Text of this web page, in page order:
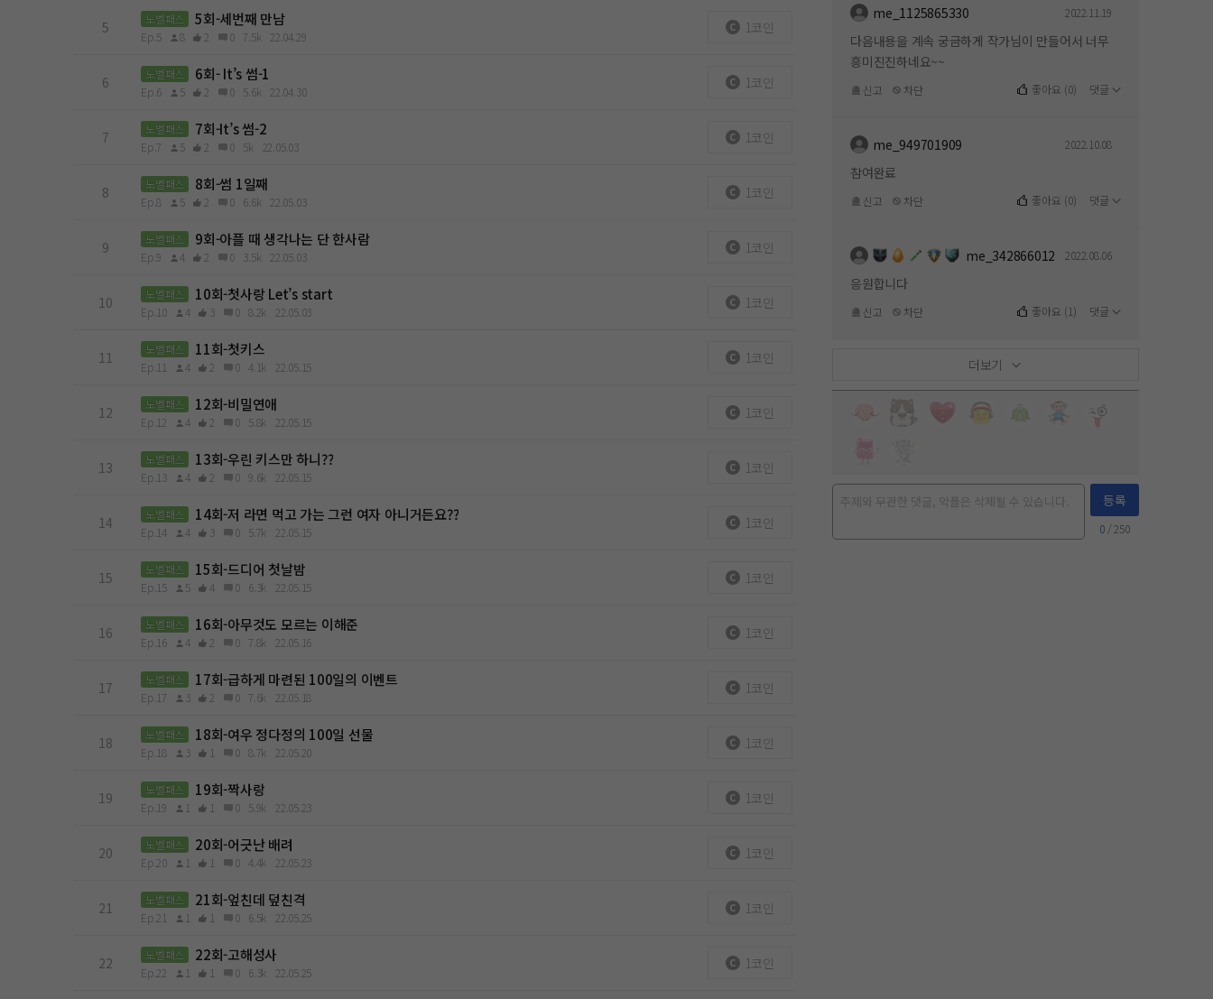
5 노벨패스 5회-세번째 만남
Ep.5 8 2 0 7.5k 22.04.29
1코인
6 노벨패스 6회- It’s 썸-1
Ep.6 5 2 0 5.6k 22.04.30
1코인
7 노벨패스 7회-It’s 썸-2
Ep.7 5 2 0 5k 22.05.03
1코인
8 노벨패스 8회-썸 1일째
Ep.8 5 2 0 6.6k 22.05.03
1코인
9 노벨패스 9회-아플 때 생각나는 단 한사람
Ep.9 4 2 0 3.5k 22.05.03
1코인
10 노벨패스 10회-첫사랑 Let’s start
Ep.10 4 3 0 8.2k 22.05.03
1코인
11 노벨패스 11회-첫키스
Ep.11 4 2 0 4.1k 22.05.15
1코인
12 노벨패스 12회-비밀연애
Ep.12 4 2 0 5.8k 22.05.15
1코인
13 노벨패스 13회-우린 키스만 하니??
Ep.13 4 2 0 9.6k 22.05.15
1코인
14 노벨패스 14회-저 라면 먹고 가는 그런 여자 아니거든요??
Ep.14 4 3 0 5.7k 22.05.15
1코인
15 노벨패스 15회-드디어 첫날밤
Ep.15 5 4 0 6.3k 22.05.15
1코인
16 노벨패스 16회-아무것도 모르는 이해준
Ep.16 4 2 0 7.8k 22.05.16
1코인
17 노벨패스 17회-급하게 마련된 100일의 이벤트
Ep.17 3 2 0 7.6k 22.05.18
1코인
18 노벨패스 18회-여우 정다정의 100일 선물
Ep.18 3 1 0 8.7k 22.05.20
1코인
19 노벨패스 19회-짝사랑
Ep.19 1 1 0 5.9k 22.05.23
1코인
20 노벨패스 20회-어긋난 배려
Ep.20 1 1 0 4.4k 22.05.23
1코인
21 노벨패스 21회-엎친데 덮친격
Ep.21 1 1 0 6.5k 22.05.25
1코인
22 노벨패스 22회-고해성사
Ep.22 1 1 0 6.3k 22.05.25
1코인
me_1125865330 2022.11.19
다음내용을 계속 궁금하게 작가님이 만들어서 너무
흥미진진하네요~~
신고 차단 좋아요 (0) 댓글
me_949701909 2022.10.08
참여완료
신고 차단 좋아요 (0) 댓글
me_342866012 2022.08.06
응원합니다
신고 차단 좋아요 (1) 댓글
더보기
등록
0 / 250